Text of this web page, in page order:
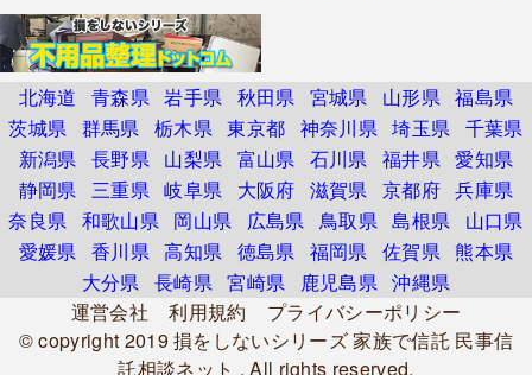
北海道 青森県 岩手県 秋田県 宮城県 山形県 福島県
茨城県 群馬県 栃木県 東京都 神奈川県 埼玉県 千葉県
新潟県 長野県 山梨県 富山県 石川県 福井県 愛知県
静岡県 三重県 岐阜県 大阪府 滋賀県 京都府 兵庫県
奈良県 和歌山県 岡山県 広島県 鳥取県 島根県
山口県
愛媛県 香川県 高知県 徳島県 福岡県 佐賀県 熊本県
大分県 長崎県 宮崎県 鹿児島県 沖縄県
運営会社
利用規約
プライバシーポリシー
© copyright 2019損をしないシリーズ 家族で信託 民事信
託相談ネット . All rights reserved.